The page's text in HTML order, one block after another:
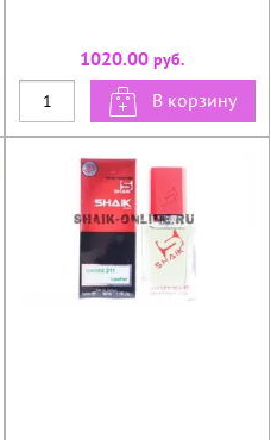
1020.00руб.
В корзину